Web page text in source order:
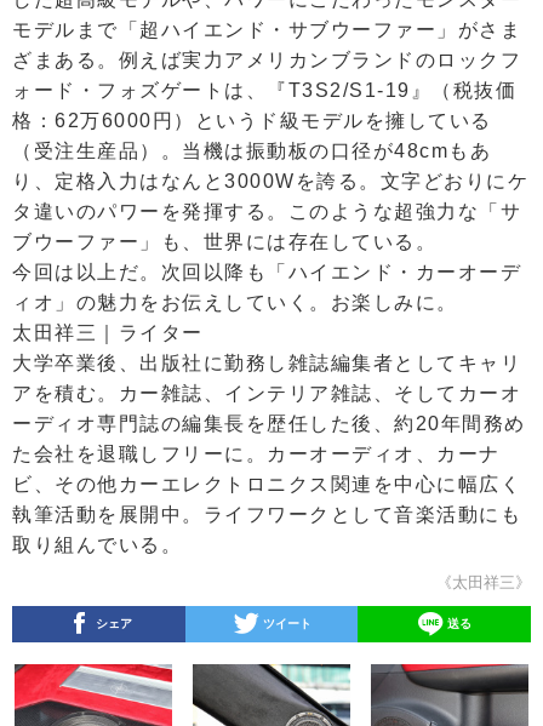
モデルまで「超ハイエンド・サブウーファー」がさま
ざまある。例えば実力アメリカンブランドのロックフ
ォード・フォズゲートは、『T3S2/S1-19』（税抜価
格：62万6000円）というド級モデルを擁している
（受注生産品）。当機は振動板の口径が48cmもあ
り、定格入力はなんと3000Wを誇る。文字どおりにケ
タ違いのパワーを発揮する。このような超強力な「サ
ブウーファー」も、世界には存在している。
今回は以上だ。次回以降も「ハイエンド・カーオーデ
ィオ」の魅力をお伝えしていく。お楽しみに。
太田祥三｜ライター
大学卒業後、出版社に勤務し雑誌編集者としてキャリ
アを積む。カー雑誌、インテリア雑誌、そしてカーオ
ーディオ専門誌の編集長を歴任した後、約20年間務め
た会社を退職しフリーに。カーオーディオ、カーナ
ビ、その他カーエレクトロニクス関連を中心に幅広く
執筆活動を展開中。ライフワークとして音楽活動にも
取り組んでいる。
《太田祥三》
シェア ツイート 送る